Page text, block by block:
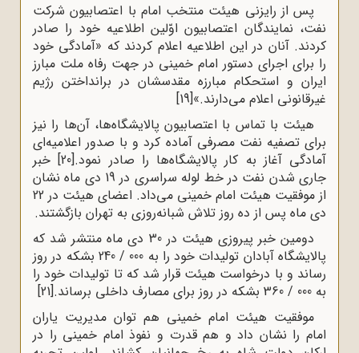
پس‌ از رایزنی‌ هیئت‌ منتخب‌ امام‌ با اعتصابیون‌ شرکت‌
نفت‌، نمایندگان‌ اعتصابیون ‌اوّلین‌ اطلاعیه‌ خود را صادر
کردند. آنان‌ در این‌ اطلاعیه‌ اعلام‌ کردند که‌ «آمادگی‌ خود
را برای‌ اجرای‌ دستور امام‌ خمینی‌ در جهت‌ رفاه‌ ملت‌ مبارز
ایران‌ و استحکام‌ مبارزه ‌مقدسشان‌ در برانداختن‌ رژیم‌
غیرقانونی‌ اعلام‌ می‌دارند.»[19]
هیئت با تماس‌ با اعتصابیون‌ پالایشگاه‌ها، آن‌ها را نیز
برای‌ تصفیه‌‌ نفت‌ مصرفی‌ آماده ‌کرد و با صدور اعلامیه‌ای‌
آمادگی‌ آغاز به‌ کار پالایشگاه‌ها را صادر نمود.[20]خبر
جاری‌ شدن‌ نفت‌ در خط‌ لوله‌‌ سراسری‌ در 19 دی ماه نشان‌
از موفقیت‌ هیئت‌ امام‌ خمینی‌ می‌داد. اعضای هیئت‌ در 22
دی‌ ماه‌ پس‌ از ده‌ روز تلاش‌ شبانه‌روزی‌ به‌ تهران‌ بازگشتند‌.
دومین‌ خبر پیروزی‌ هیئت‌ در 30 دی‌ ماه‌ منتشر شد که‌
پالایشگاه‌ آبادان‌ تولیدات‌ خود را به‌ 000 / 240 بشکه‌ در روز
رساند و با درخواست‌ هیئت‌ قرار شد که‌ تا تولیدات‌ خود را
به‌ 000 / 360 بشکه‌ در روز برای‌ مصارف‌ داخلی‌ برساند.
[21]
موفقیت‌ هیئت‌ امام‌ خمینی‌ هم‌ توان‌ مدیریت‌ یاران‌
امام‌ را نشان‌ داد و هم‌ قدرت‌ و نفوذ امام‌ خمینی‌ را در